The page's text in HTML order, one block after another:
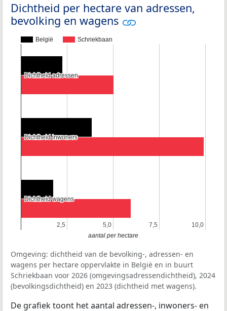
Dichtheid per hectare van adressen,
bevolking en wagens
België Schriekbaan
2,5
2,5 5,0
5,0 7,5
7,5 10,0
10,0
Dichtheid adressen
Dichtheid adressen
Dichtheid inwoners
Dichtheid inwoners
Dichtheid wagens
Dichtheid wagens
aantal per hectare
Omgeving: dichtheid van de bevolking-, adressen- en
wagens per hectare oppervlakte in België en in buurt
Schriekbaan voor 2026 (omgevingsadressendichtheid), 2024
(bevolkingsdichtheid) en 2023 (dichtheid met wagens).
De grafiek toont het aantal adressen-, inwoners- en